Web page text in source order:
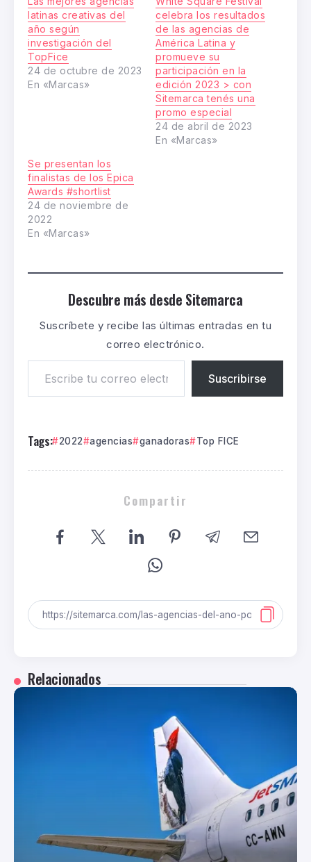
latinas creativas del
año según
investigación del
TopFice
24 de octubre de 2023
En «Marcas»
celebra los resultados
de las agencias de
América Latina y
promueve su
participación en la
edición 2023 > con
Sitemarca tenés una
promo especial
24 de abril de 2023
En «Marcas»
Se presentan los
finalistas de los Epica
Awards #shortlist
24 de noviembre de
2022
En «Marcas»
Descubre más desde Sitemarca
Suscríbete y recibe las últimas entradas en tu
correo electrónico.
Suscribirse
Tags: 2022 agencias ganadoras Top FICE
Compartir
Relacionados